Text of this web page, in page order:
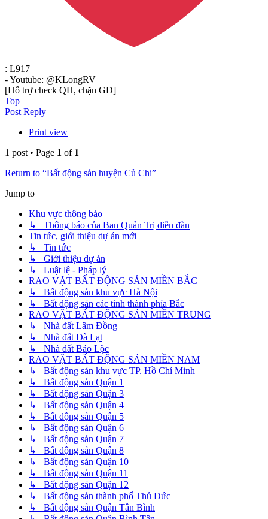
: L917
- Youtube: @KLongRV
[Hỗ trợ check QH, chặn GD]
Top
Post Reply
Print view
1 post • Page 1 of 1
Return to “Bất động sản huyện Củ Chi”
Jump to
Khu vực thông báo
↳ Thông báo của Ban Quản Trị diễn đàn
Tin tức, giới thiệu dự án mới
↳ Tin tức
↳ Giới thiệu dự án
↳ Luật lệ - Pháp lý
RAO VẶT BẤT ĐỘNG SẢN MIỀN BẮC
↳ Bất động sản khu vực Hà Nội
↳ Bất động sản các tỉnh thành phía Bắc
RAO VẶT BẤT ĐỘNG SẢN MIỀN TRUNG
↳ Nhà đất Lâm Đồng
↳ Nhà đất Đà Lạt
↳ Nhà đất Bảo Lộc
RAO VẶT BẤT ĐỘNG SẢN MIỀN NAM
↳ Bất động sản khu vực TP. Hồ Chí Minh
↳ Bất động sản Quận 1
↳ Bất động sản Quận 3
↳ Bất động sản Quận 4
↳ Bất động sản Quận 5
↳ Bất động sản Quận 6
↳ Bất động sản Quận 7
↳ Bất động sản Quận 8
↳ Bất động sản Quận 10
↳ Bất động sản Quận 11
↳ Bất động sản Quận 12
↳ Bất động sản thành phố Thủ Đức
↳ Bất động sản Quận Tân Bình